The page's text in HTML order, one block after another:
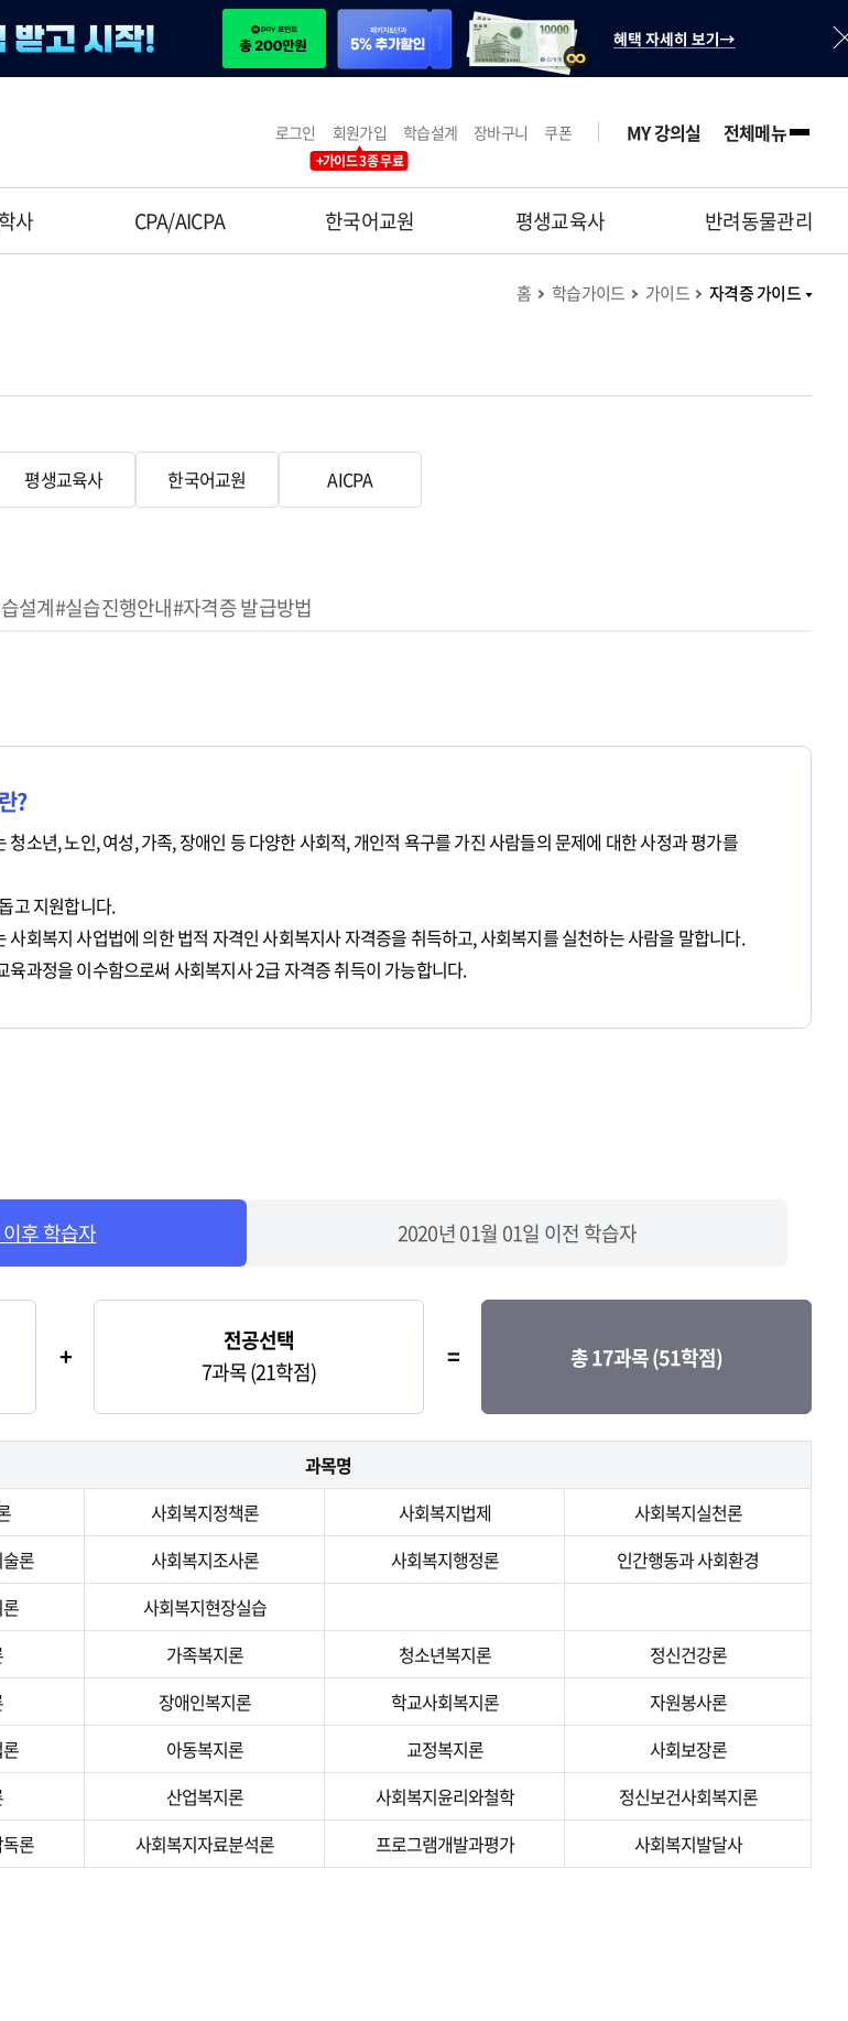
로그인 회원가입
+가이드 3종 무료
학습설계 장바구니 쿠폰 MY 강의실 전체메뉴
사 CPA/AICPA 한국어교원 평생교육사 반려동물관리
홈 학습가이드 가이드 자격증 가이드
평생교육사 한국어교원 AICPA
설계#실습진행안내#자격증 발급방법
?
청소년, 노인, 여성, 가족, 장애인 등 다양한 사회적, 개인적 욕구를 가진 사람들의 문제에 대한 사정과 평가를
고 지원합니다.
사회복지 사업법에 의한 법적 자격인 사회복지사 자격증을 취득하고, 사회복지를 실천하는 사람을 말합니다.
육과정을 이수함으로써 사회복지사 2급 자격증 취득이 가능합니다.
후 학습자 2020년 01월 01일 이전 학습자
자
+
전공선택
7과목 (21학점)
= 총 17과목 (51학점)
과목명
사회복지정책론 사회복지법제
사회복지실천론
론
사회복지조사론 사회복지행정론
인간행동과 사회환경
사회복지현장실습
가족복지론 청소년복지론
정신건강론
장애인복지론 학교사회복지론
자원봉사론
아동복지론 교정복지론
사회보장론
산업복지론 사회복지윤리와철학
정신보건사회복지론
론
사회복지자료분석론 프로그램개발과평가 사회복지발달사